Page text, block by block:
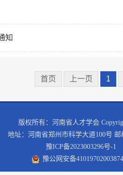
知
首页 上一页 1
版权所有：河南省人才学会
地址：河南省郑州市科学大道100号 邮
豫ICP备2023003296号-1
豫公网安备